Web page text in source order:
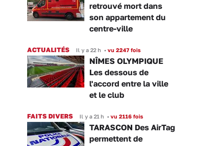
retrouvé mort dans
son appartement du
centre-ville
ACTUALITÉS Il y a 22 h • vu 2247 fois
NÎMES OLYMPIQUE
Les dessous de
l'accord entre la ville
et le club
FAITS DIVERS Il y a 21 h • vu 2116 fois
TARASCON Des AirTag
permettent de